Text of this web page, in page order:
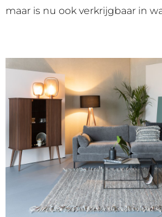
maar is nu ook verkrijgbaar in